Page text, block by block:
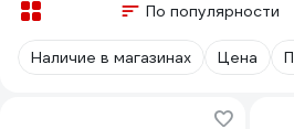
По популярности
Наличие в магазинах Цена